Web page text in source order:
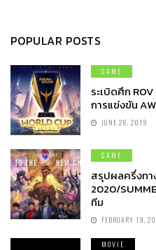
POPULAR POSTS
GAME
ระเบิดศึก
การแข่งขัน
JUNE 26, 2019
GAME
สรุปผลครึ่งทา
2020/
ทีม
FEBRUARY 19,
MOVIE